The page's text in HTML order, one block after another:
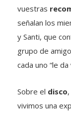
vuestras
señalan los
y Santi, que
grupo de
cada uno “le
Sobre el disco
vivimos una